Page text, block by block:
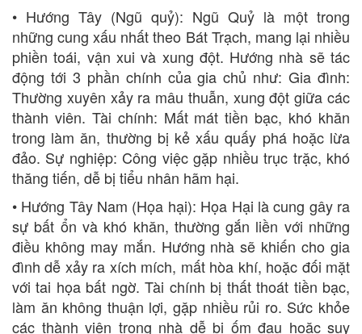
• Hướng Tây (Ngũ quỷ): Ngũ Quỷ là một trong
những cung xấu nhất theo Bát Trạch, mang lại nhiều
phiền toái, vận xui và xung đột. Hướng nhà sẽ tác
động tới 3 phần chính của gia chủ như: Gia đình:
Thường xuyên xảy ra mâu thuẫn, xung đột giữa các
thành viên. Tài chính: Mất mát tiền bạc, khó khăn
trong làm ăn, thường bị kẻ xấu quấy phá hoặc lừa
đảo. Sự nghiệp: Công việc gặp nhiều trục trặc, khó
thăng tiến, dễ bị tiểu nhân hãm hại.
• Hướng Tây Nam (Họa hại): Họa Hại là cung gây ra
sự bất ổn và khó khăn, thường gắn liền với những
điều không may mắn. Hướng nhà sẽ khiến cho gia
đình dễ xảy ra xích mích, mất hòa khí, hoặc đối mặt
với tai họa bất ngờ. Tài chính bị thất thoát tiền bạc,
làm ăn không thuận lợi, gặp nhiều rủi ro. Sức khỏe
các thành viên trong nhà dễ bị ốm đau hoặc suy